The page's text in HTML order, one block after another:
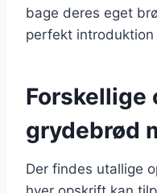
bage deres eget
perfekt
Forskellige
grydebrød
Der findes utallige